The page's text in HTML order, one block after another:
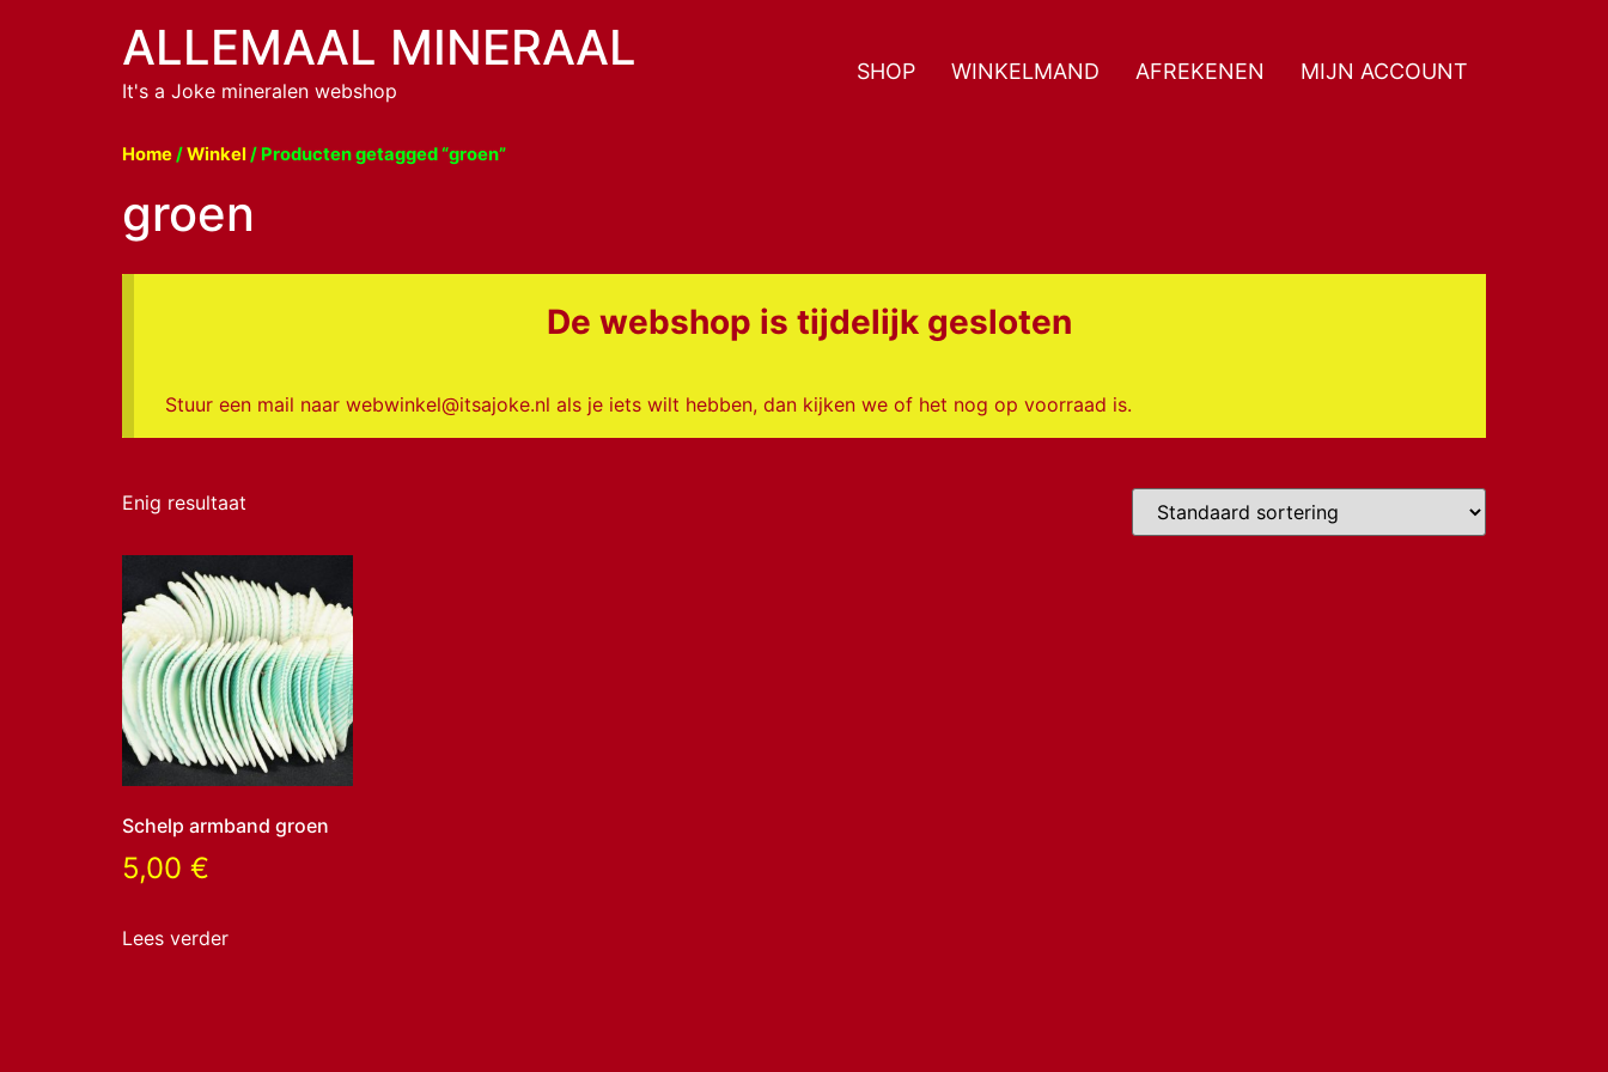
ALLEMAAL MINERAAL
It's a Joke mineralen webshop
SHOP WINKELMAND AFREKENEN MIJN ACCOUNT
Home/Winkel / Producten getagged “groen”
groen
De webshop is tijdelijk gesloten
Stuur een mail naar webwinkel@itsajoke.nl als je iets wilt hebben, dan kijken we of het nog op voorraad is.
Enig resultaat
Schelp armband groen
5,00 €
Lees verder